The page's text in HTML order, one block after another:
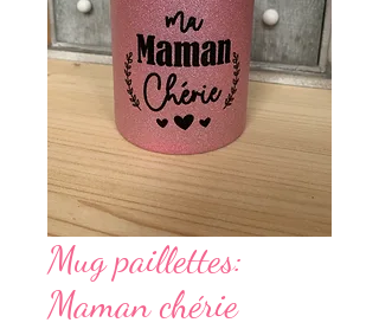
Mug paillettes:
Maman chérie